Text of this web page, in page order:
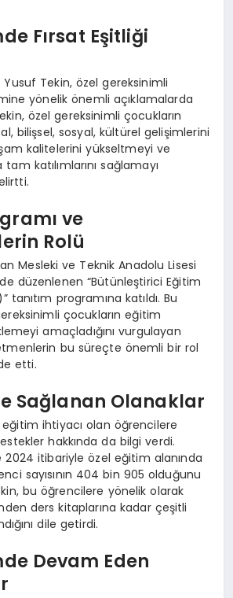
Fırsat Eşitliği
Yusuf Tekin, özel gereksinimli
yönelik önemli açıklamalarda
özel gereksinimli çocukların
bilişsel, sosyal, kültürel gelişimlerini
kalitelerini yükseltmeyi ve
katılımlarını sağlamayı
ve
Rolü
Mesleki ve Teknik Anadolu Lisesi
düzenlenen “Bütünleştirici Eğitim
tanıtım programına katıldı. Bu
çocukların eğitim
amaçladığını vurgulayan
bu süreçte önemli bir rol
etti.
Sağlanan Olanaklar
eğitim ihtiyacı olan öğrencilere
hakkında da bilgi verdi.
2024 itibariyle özel eğitim alanında
sayısının 404 bin 905 olduğunu
bu öğrencilere yönelik olarak
ders kitaplarına kadar çeşitli
dile getirdi.
Devam Eden